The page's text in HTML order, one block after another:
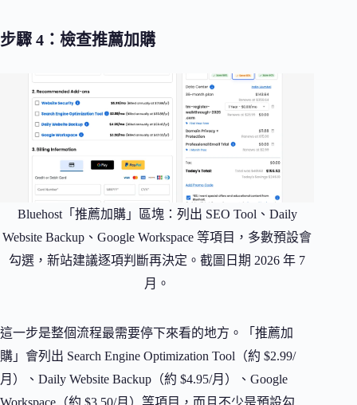
步驟 4：檢查推薦加購
Bluehost「推薦加購」區塊：列出 SEO Tool、Daily
Website Backup、Google Workspace 等項目，多數預設會
勾選，新站建議逐項判斷再決定。截圖日期 2026 年 7
月。
這一步是整個流程最需要停下來看的地方。「推薦加
購」會列出 Search Engine Optimization Tool（約 $2.99/
月）、Daily Website Backup（約 $4.95/月）、Google
Workspace（約 $3.50/月）等項目，而且不少是預設勾